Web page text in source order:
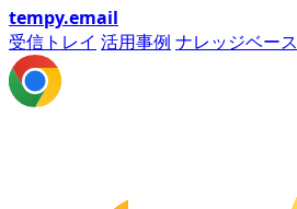
tempy.email
受信トレイ 活用事例 ナレッジベース